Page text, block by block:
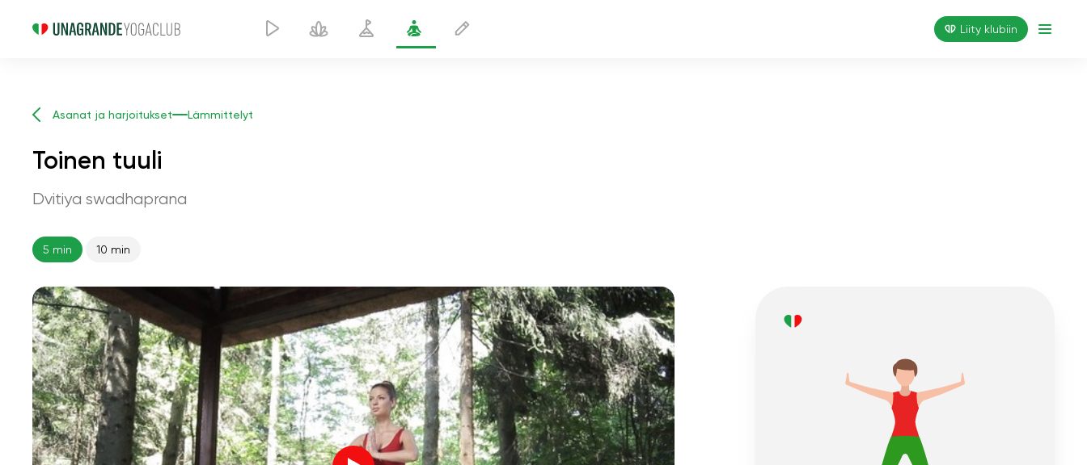
Liity klubiin
Asanat ja harjoitukset Lämmittelyt
Toinen tuuli
Dvitiya swadhaprana
5 min 10 min
sielun lento 01:44
sisäinen rauha 01:27
aamun unelmat 01:34
metsän viileys 05:00